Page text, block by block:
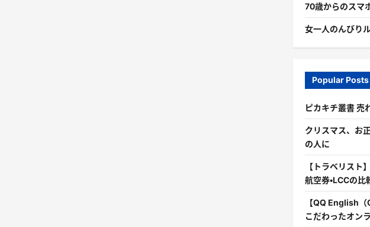
70歳からのスマ
女一人のんびり
Popular Posts
ピカキチ叢書 売
クリスマス、お
の人に
【トラベリスト
航空券・LCCの比
【QQ English
こだわったオン